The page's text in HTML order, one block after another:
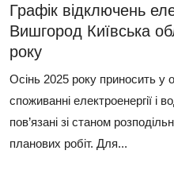
Графік відключень
Вишгород Київська
року
Осінь 2025 року приносить у
споживанні електроенергії і
пов’язані зі станом
планових робіт. Для...